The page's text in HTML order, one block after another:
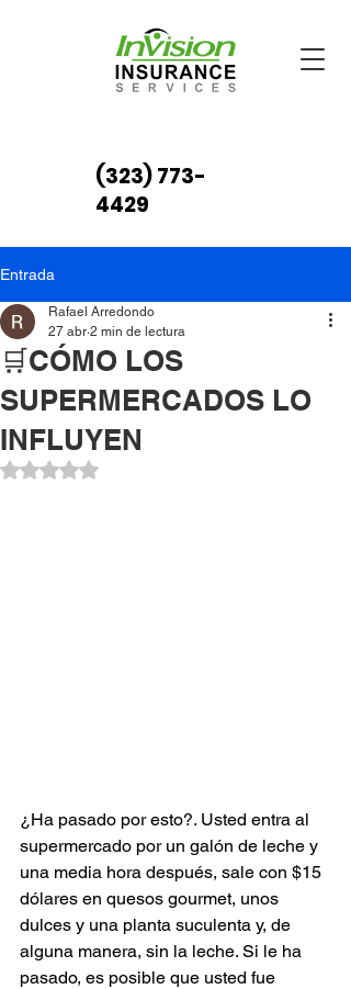
(323) 773-
4429
Entrada
🛒CÓMO LOS
SUPERMERCADOS LO
INFLUYEN
Rafael Arredondo
27 abr 2 min de lectura
Obtuvo NaN de 5 estrellas.
¿Ha pasado por esto?. Usted entra al
supermercado por un galón de leche y
una media hora después, sale con $15
dólares en quesos gourmet, unos
dulces y una planta suculenta y, de
alguna manera, sin la leche. Si le ha
pasado, es posible que usted fue